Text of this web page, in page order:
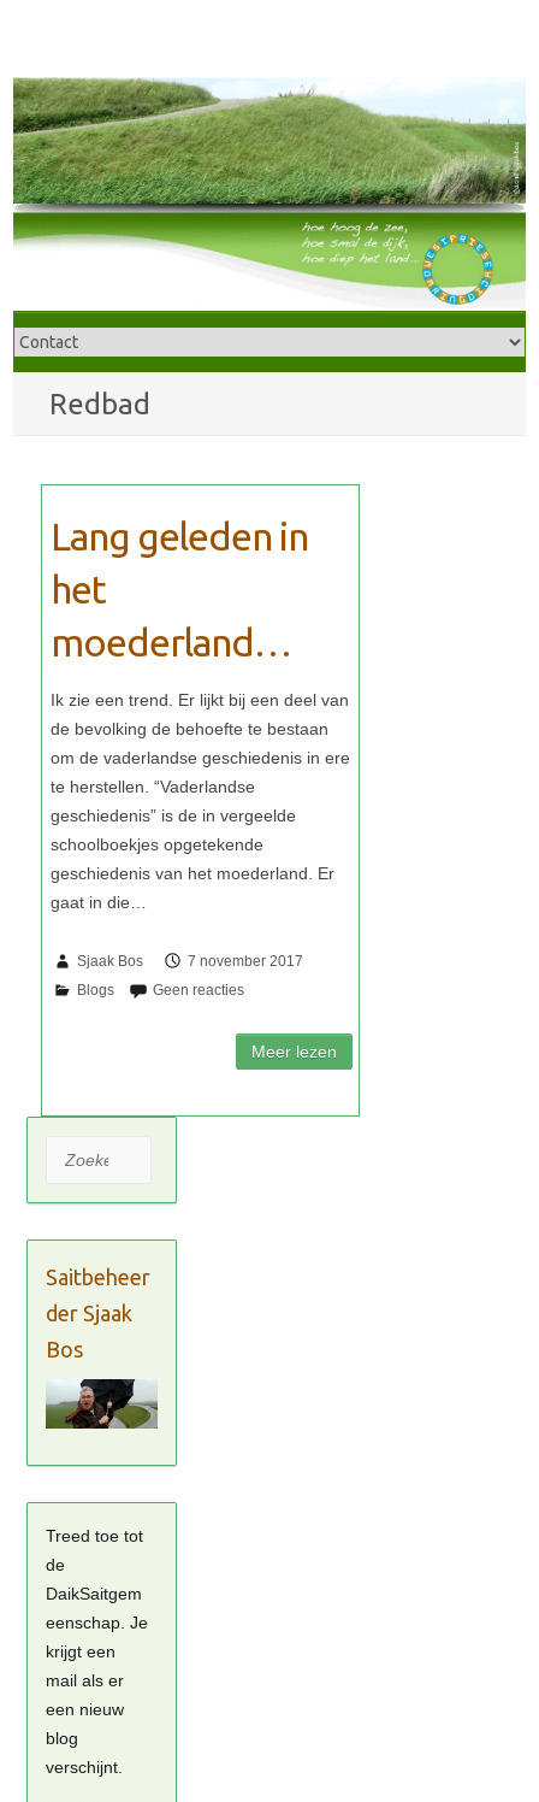
Redbad
Lang geleden in
het
moederland…
Sjaak Bos 7 november 2017
Zoeken
Saitbeheer
der Sjaak
Bos
Treed toe tot
de
DaikSaitgem
eenschap. Je
krijgt een
mail als er
een nieuw
blog
verschijnt.